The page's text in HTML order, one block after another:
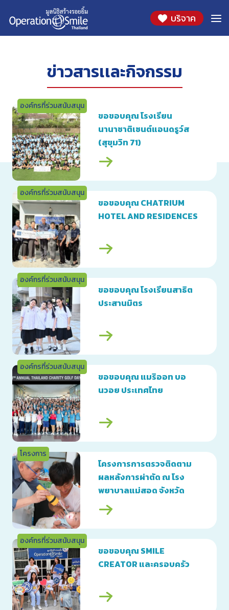
content
บริจาค
2557
ข่าวสารเเละกิจกรรม
องค์กรที่ร่วมสนับสนุน
ขอขอบคุณ โรงเรียน
นานาชาติเซนต์แอนดรูว์ส
(สุขุมวิท 71)
องค์กรที่ร่วมสนับสนุน
ขอขอบคุณ CHATRIUM
HOTEL AND RESIDENCES
องค์กรที่ร่วมสนับสนุน
ขอขอบคุณ โรงเรียนสาธิต
ประสานมิตร
องค์กรที่ร่วมสนับสนุน
ขอขอบคุณ แมริออท บอ
นวอย ประเทศไทย
โครงการ
โครงการการตรวจติดตาม
ผลหลังการผ่าตัด ณ โรง
พยาบาลแม่สอด จังหวัด
ตาก
องค์กรที่ร่วมสนับสนุน
ขอขอบคุณ SMILE
CREATOR และครอบครัว